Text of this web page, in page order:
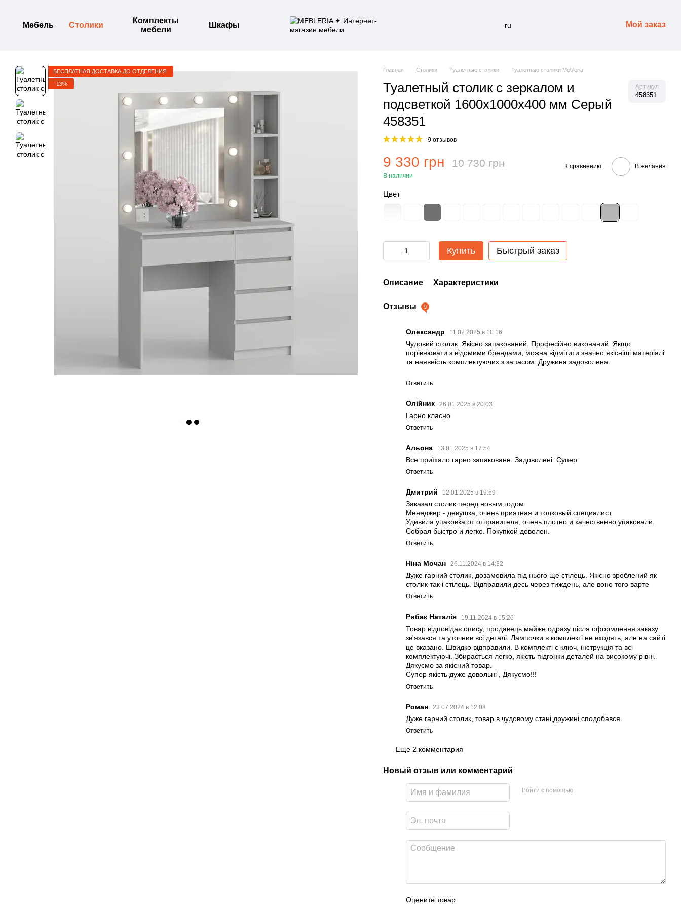
Мебель Столики
Комплекты
мебели
Шкафы ru Мой заказ
БЕСПЛАТНАЯ ДОСТАВКА ДО ОТДЕЛЕНИЯ
−13%
Главная Столики Туалетные столики Туалетные столики Mebleria
Туалетный столик с зеркалом и
подсветкой 1600х1000х400 мм Серый
458351
Артикул
458351
9 отзывов
9 330 грн 10 730 грн
В наличии
К сравнению В желания
Цвет
Купить Быстрый заказ
Описание Характеристики
Отзывы 9
Олександр 11.02.2025 в 10:16
Чудовий столик. Якісно запакований. Професійно виконаний. Якщо
порівнювати з відомими брендами, можна відмітити значно якісніші матеріалі
та наявність комплектуючих з запасом. Дружина задоволена.
Ответить
Олійник 26.01.2025 в 20:03
Гарно класно
Ответить
Альона 13.01.2025 в 17:54
Все приїхало гарно запаковане. Задоволені. Супер
Ответить
Дмитрий 12.01.2025 в 19:59
Заказал столик перед новым годом.
Менеджер - девушка, очень приятная и толковый специалист.
Удивила упаковка от отправителя, очень плотно и качественно упаковали.
Собрал быстро и легко. Покупкой доволен.
Ответить
Ніна Мочан 26.11.2024 в 14:32
Дуже гарний столик, дозамовила під нього ще стілець. Якісно зроблений як
столик так і стілець. Відправили десь через тиждень, але воно того варте
Ответить
Рибак Наталія 19.11.2024 в 15:26
Товар відповідає опису, продавець майже одразу після оформлення заказу
зв'язався та уточнив всі деталі. Лампочки в комплекті не входять, але на сайті
це вказано. Швидко відправили. В комплекті є ключ, інструкція та всі
комплектуючі. Збирається легко, якість підгонки деталей на високому рівні.
Дякуємо за якісний товар.
Супер якість дуже довольні , Дякуємо!!!
Ответить
Роман 23.07.2024 в 12:08
Дуже гарний столик, товар в чудовому стані,дружині сподобався.
Ответить
Еще 2 комментария
Новый отзыв или комментарий
Войти с помощью
Оцените товар